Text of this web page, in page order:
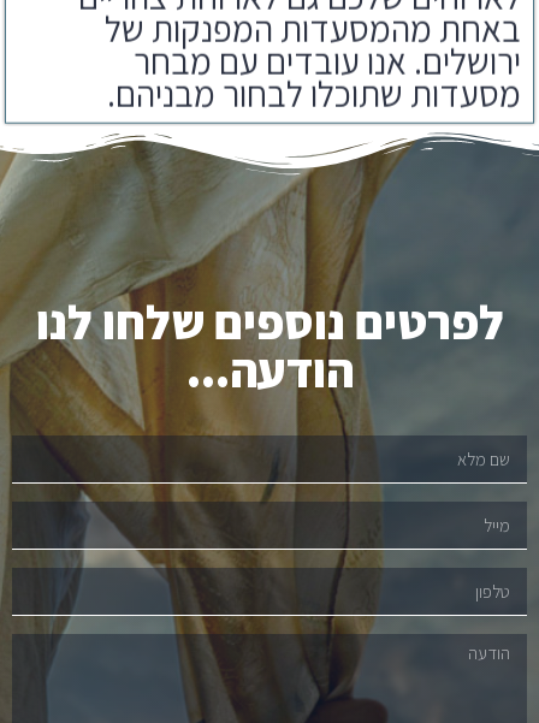
ירושלים. אנו עובדים עם מבחר
מסעדות שתוכלו לבחור מבניהם.
לפרטים נוספים שלחו לנו
הודעה...